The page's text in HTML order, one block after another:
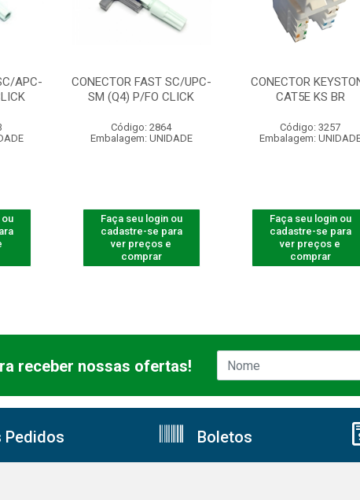
APC-
CONECTOR FAST SC/UPC-
SM (Q4) P/FO CLICK
Código: 2864
Embalagem: UNIDADE
Faça seu login ou
cadastre-se para
ver preços e
comprar
CONECTOR
CAT5E KS BR
Código: 3257
Embalagem:
Faça seu login ou
cadastre-se para
ver preços e
comprar
receber nossas ofertas!
Pedidos Boletos